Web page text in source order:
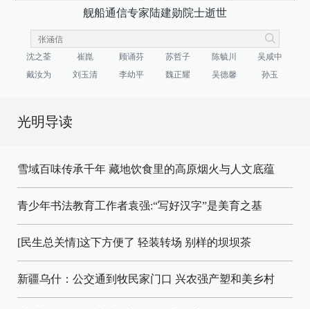
舰船通信专家陆建勋院士逝世
沈之荃 崔崑 顾诵芬 苏哲子 陈毓川
吴咸中
戴汝为
刘玉清 李幼平 魏正耀 吴德馨 孙玉
光明导读
雪域百味传承千年 藏地饮食里的高原烟火与人文底蕴
青少年书法教育工作者袁强:“写好汉字”是美育之基
[民生总关情]这下方便了 轻装转场 别样的坝坝茶
新疆乌什：公交通到牧民家门口 兴农强产塑和美乡村